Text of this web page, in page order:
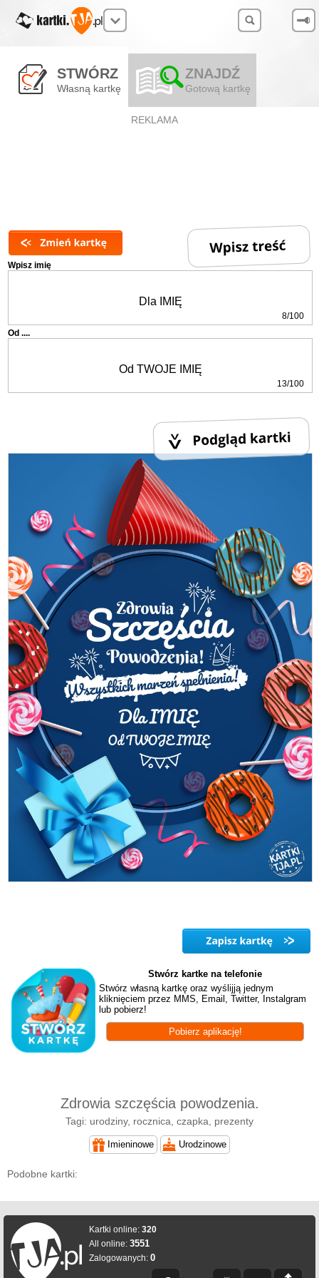
STWÓRZ
Własną kartkę
ZNAJDŹ
Gotową kartkę
REKLAMA
Wpisz imię
8/100
Od ....
13/100
Stwórz kartke na telefonie
Stwórz własną kartkę oraz wyślijją jednym
kliknięciem przez MMS, Email, Twitter, Instalgram
lub pobierz!
Pobierz aplikację!
Zdrowia szczęścia powodzenia.
Tagi: urodziny, rocznica, czapka, prezenty
Imieninowe Urodzinowe
Podobne kartki:
Kartki online: 320
All online: 3551
Zalogowanych: 0